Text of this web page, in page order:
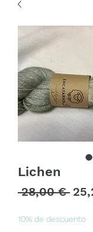
Lichen
28,00 €
10% de descuento